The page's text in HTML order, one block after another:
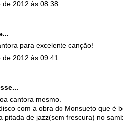
de 2012 às 08:38
para excelente canção!
de 2012 às 09:41
cantora mesmo.
com a obra do Monsueto que é
pitada de jazz(sem frescura) no